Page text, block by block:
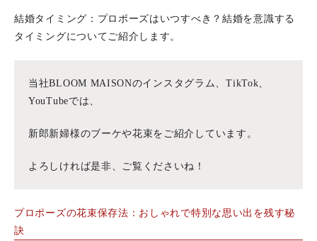
結婚タイミング：プロポーズはいつすべき？結婚を意識する
タイミングについてご紹介します。
当社BLOOM MAISONのインスタグラム、TikTok、
YouTubeでは、
新郎新婦様のブーケや花束をご紹介しています。
よろしければ是非、ご覧くださいね！
プロポーズの花束保存法：おしゃれで特別な思い出を残す秘
訣